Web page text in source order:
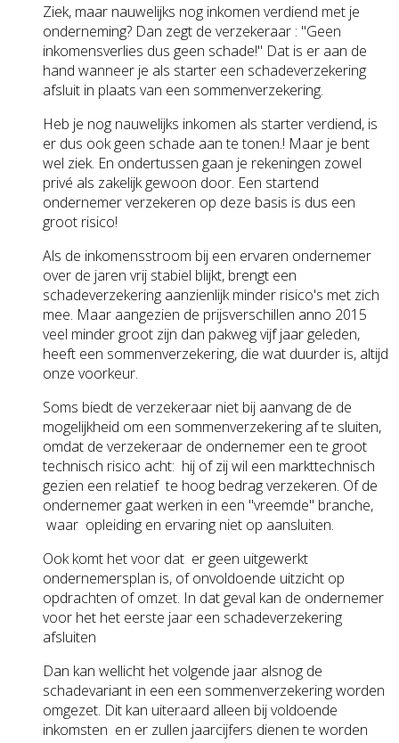
Ziek, maar nauwelijks nog inkomen verdiend met je
onderneming? Dan zegt de verzekeraar : "Geen
inkomensverlies dus geen schade!" Dat is er aan de
hand wanneer je als starter een schadeverzekering
afsluit in plaats van een sommenverzekering.
Heb je nog nauwelijks inkomen als starter verdiend, is
er dus ook geen schade aan te tonen.! Maar je bent
wel ziek. En ondertussen gaan je rekeningen zowel
privé als zakelijk gewoon door. Een startend
ondernemer verzekeren op deze basis is dus een
groot risico!
Als de inkomensstroom bij een ervaren ondernemer
over de jaren vrij stabiel blijkt, brengt een
schadeverzekering aanzienlijk minder risico's met zich
mee. Maar aangezien de prijsverschillen anno 2015
veel minder groot zijn dan pakweg vijf jaar geleden,
heeft een sommenverzekering, die wat duurder is, altijd
onze voorkeur.
Soms biedt de verzekeraar niet bij aanvang de de
mogelijkheid om een sommenverzekering af te sluiten,
omdat de verzekeraar de ondernemer een te groot
technisch risico acht: hij of zij wil een markttechnisch
gezien een relatief te hoog bedrag verzekeren. Of de
ondernemer gaat werken in een "vreemde" branche,
waar opleiding en ervaring niet op aansluiten.
Ook komt het voor dat er geen uitgewerkt
ondernemersplan is, of onvoldoende uitzicht op
opdrachten of omzet. In dat geval kan de ondernemer
voor het het eerste jaar een schadeverzekering
afsluiten
Dan kan wellicht het volgende jaar alsnog de
schadevariant in een een sommenverzekering worden
omgezet. Dit kan uiteraard alleen bij voldoende
inkomsten en er zullen jaarcijfers dienen te worden